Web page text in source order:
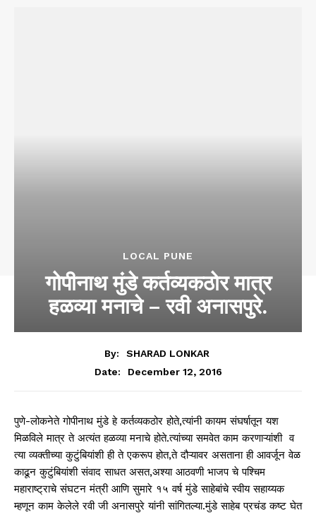
LOCAL PUNE
गोपीनाथ मुंडे कर्तव्यकठोर मात्र
हळव्या मनाचे – रवी अनासपुरे.
By:
SHARAD LONKAR
Date:
December 12, 2016
पुणे-लोकनेते गोपीनाथ मुंडे हे कर्तव्यकठोर होते,त्यांनी कायम संघर्षातून यश
मिळविले मात्र ते अत्यंत हळव्या मनाचे होते.त्यांच्या समवेत काम करणाऱ्यांशी व
त्या व्यक्तीच्या कुटुंबियांशी ही ते एकरूप होत,ते दौऱ्यावर असताना ही आवर्जून वेळ
काढून कुटुंबियांशी संवाद साधत असत,अश्या आठवणी भाजप चे पश्चिम
महाराष्ट्राचे संघटन मंत्री आणि सुमारे १५ वर्ष मुंडे साहेबांचे स्वीय सहाय्यक
म्हणून काम केलेले रवी जी अनासपुरे यांनी सांगितल्या.मुंडे साहेब प्रचंड कष्ट घेत